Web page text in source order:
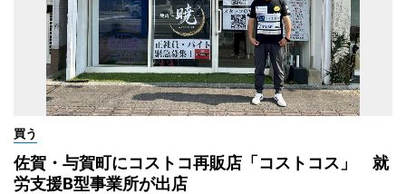
買う
佐賀・与賀町にコストコ再販店「コストコス」 就
労支援B型事業所が出店